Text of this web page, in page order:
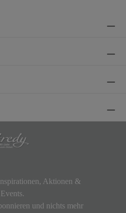
Aktionen &
Events.
und nichts mehr